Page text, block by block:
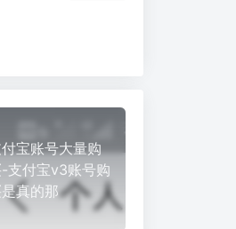
宝账号大量购
支付宝v3账号购
真的那